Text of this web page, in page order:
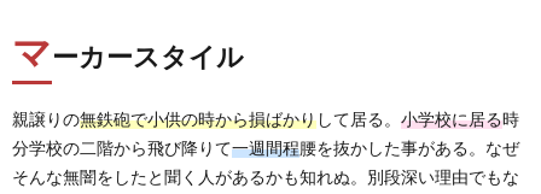
マーカースタイル
親譲りの無鉄砲で小供の時から損ばかりして居る。 小学校に居る時
分学校の二階から飛び降りて一週間程腰を抜かした事がある。なぜ
そんな無闇をしたと聞く人があるかも知れぬ。別段深い理由でもな